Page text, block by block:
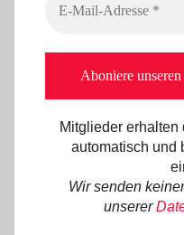
Mitglieder
automatisch und
Wir senden
unserer